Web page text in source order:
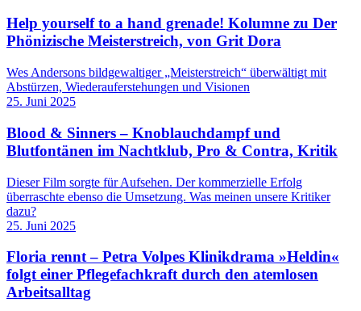
Help yourself to a hand grenade! Kolumne zu Der
Phönizische Meisterstreich, von Grit Dora
Wes Andersons bildgewaltiger „Meisterstreich“ überwältigt mit
Abstürzen, Wiederauferstehungen und Visionen
25. Juni 2025
Blood & Sinners – Knoblauchdampf und
Blutfontänen im Nachtklub, Pro & Contra, Kritik
Dieser Film sorgte für Aufsehen. Der kommerzielle Erfolg
überraschte ebenso die Umsetzung. Was meinen unsere Kritiker
dazu?
25. Juni 2025
Floria rennt – Petra Volpes Klinikdrama »Heldin«
folgt einer Pflegefachkraft durch den atemlosen
Arbeitsalltag